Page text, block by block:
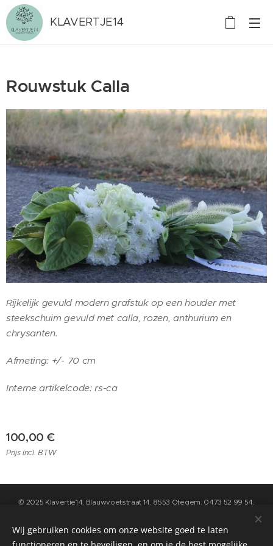
KLAVERTJE14
Rouwstuk Calla
Rijkelijk gevuld modern grafstuk op een houder met
steekschuim gevuld met calla, rozen, anthurium en
chrysanten.
Afmeting: +/- 70 cm
Interne artikelcode: rs-ca
100,00 €
Prijs Incl. BTW
© 2025 Klavertje14, Blauwvoetstraat 14, 8553 Otegem, 0473 52 99 54,
raadplegen op de pagina "contact" op deze website
Wij gebruiken cookies om onze website goed te laten